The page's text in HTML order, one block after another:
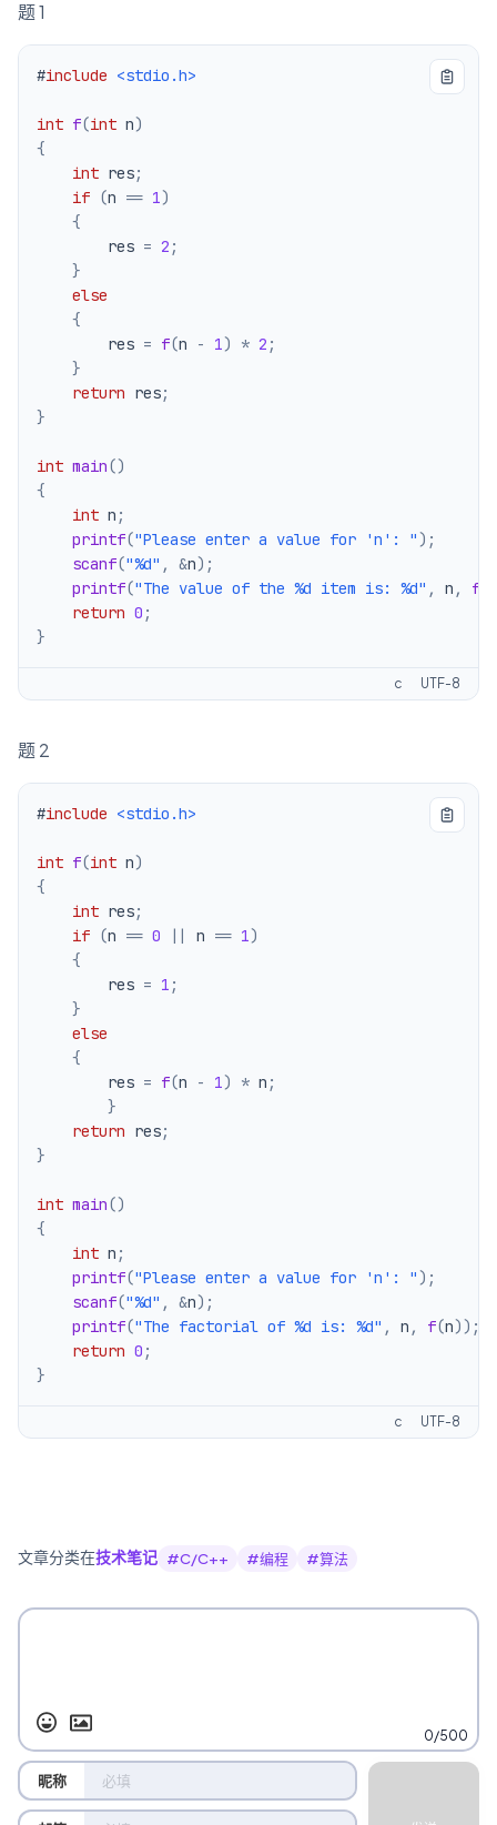
题 1
#include <stdio.h>
int f(int n)
{
int res;
if (n == 1)
{
        res
= 2 ;
}
else
{
        res
= f(n - 1) * 2 ;
}
return res;
}
int main()
{
int n ;
printf("Please enter a value for 'n': ") ;
scanf("%d" , &n) ;
printf("The value of the %d item is: %d" , n , f
return 0 ;
}
c UTF-8
题 2
#include <stdio.h>
int f(int n)
{
int res;
if (n == 0 || n == 1)
{
        res
= 1 ;
}
else
{
        res
= f(n - 1) * n ;
}
return res;
}
int main()
{
int n ;
printf("Please enter a value for 'n': ") ;
scanf("%d" , &n) ;
printf("The factorial of %d is: %d" , n , f(n)) ;
return 0 ;
}
c UTF-8
文章分类在技术笔记 #C/C++ #编程 #算法
昵称
0/500